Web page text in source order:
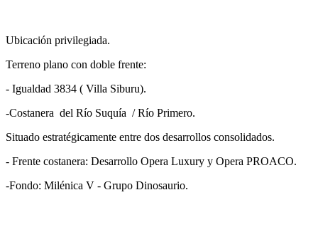
Ubicación privilegiada.
Terreno plano con doble frente:
- Igualdad 3834 ( Villa Siburu).
-Costanera del Río Suquía / Río Primero.
Situado estratégicamente entre dos desarrollos consolidados.
- Frente costanera: Desarrollo Opera Luxury y Opera PROACO.
-Fondo: Milénica V - Grupo Dinosaurio.